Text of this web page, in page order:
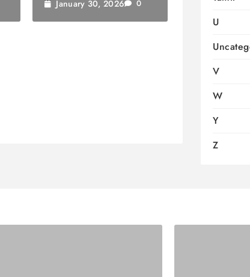
January 30, 2026
0
U
V
W
Y
Z